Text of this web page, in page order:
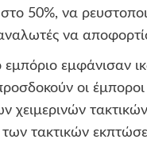
50%, να
να
εμπόριο εμφάνισαν
οι
χειμερινών
τακτικών